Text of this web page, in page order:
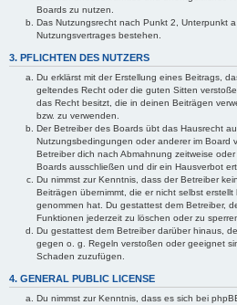
Boards zu nutzen.
Das Nutzungsrecht nach Punkt 2, Unterpunkt
Nutzungsvertrages bestehen.
3. PFLICHTEN DES NUTZERS
Du erklärst mit der Erstellung eines Beitrags,
geltendes Recht oder die guten Sitten
das Recht besitzt, die in deinen Beiträgen
bzw. zu verwenden.
Der Betreiber des Boards übt das Hausrecht
Nutzungsbedingungen oder anderer im Board
Betreiber dich nach Abmahnung zeitweise
Boards ausschließen und dir ein Hausverbot
Du nimmst zur Kenntnis, dass der Betreiber
Beiträgen übernimmt, die er nicht selbst
genommen hat. Du gestattest dem Betreiber,
Funktionen jederzeit zu löschen oder zu
Du gestattest dem Betreiber darüber hinaus,
gegen o. g. Regeln verstoßen oder geeignet
Schaden zuzufügen.
4. GENERAL PUBLIC LICENSE
Du nimmst zur Kenntnis, dass es sich bei